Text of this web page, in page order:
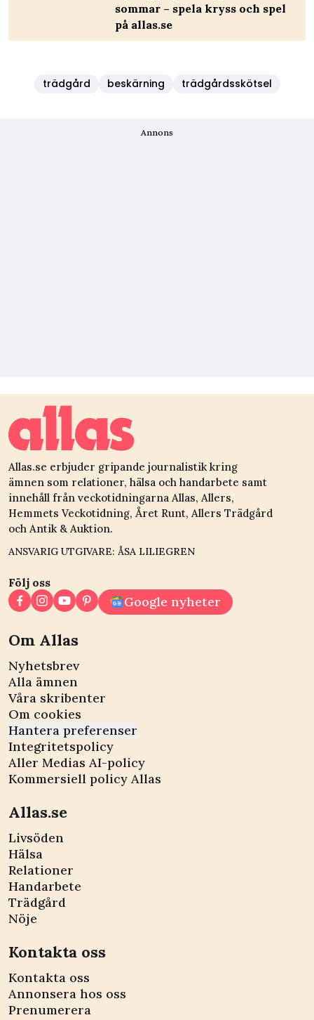
sommar – spela kryss och spel
på allas.se
trädgård beskärning trädgårdsskötsel
Annons
Allas.se erbjuder gripande journalistik kring
ämnen som relationer, hälsa och handarbete samt
innehåll från veckotidningarna Allas, Allers,
Hemmets Veckotidning, Året Runt, Allers Trädgård
och Antik & Auktion.
ANSVARIG UTGIVARE: ÅSA LILIEGREN
Följ oss
Google nyheter
Om Allas
Nyhetsbrev
Alla ämnen
Våra skribenter
Om cookies
Hantera preferenser
Integritetspolicy
Aller Medias AI-policy
Kommersiell policy Allas
Allas.se
Livsöden
Hälsa
Relationer
Handarbete
Trädgård
Nöje
Kontakta oss
Kontakta oss
Annonsera hos oss
Prenumerera